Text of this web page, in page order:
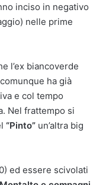
inciso in negativo
nelle prime
l’ex biancoverde
ha già
e col tempo
Nel frattempo si
“Pinto” un’altra big
ed essere scivolati